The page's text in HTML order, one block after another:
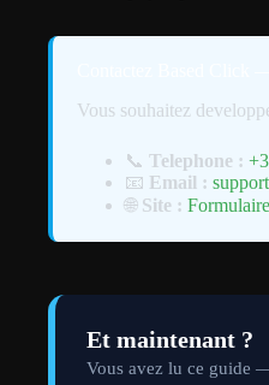
Vous souhaitez
📞 Telephone :
📧 Email :
🌐 Site :
Et maintenant ?
Vous avez lu ce guide